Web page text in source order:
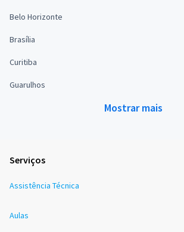
Belo Horizonte
Brasília
Curitiba
Guarulhos
Mostrar mais
Serviços
Assistência Técnica
Aulas